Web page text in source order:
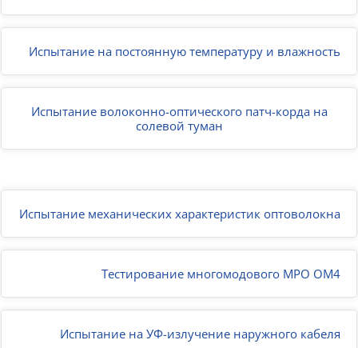
Испытание на постоянную температуру и влажность
Испытание волоконно-оптического патч-корда на
солевой туман
Испытание механических характеристик оптоволокна
Тестирование многомодового MPO OM4
Испытание на УФ-излучение наружного кабеля